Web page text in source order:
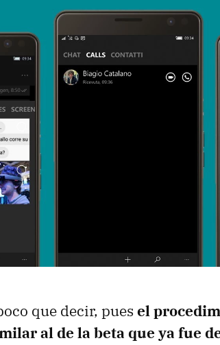
que decir, pues el
al de la beta que ya fue